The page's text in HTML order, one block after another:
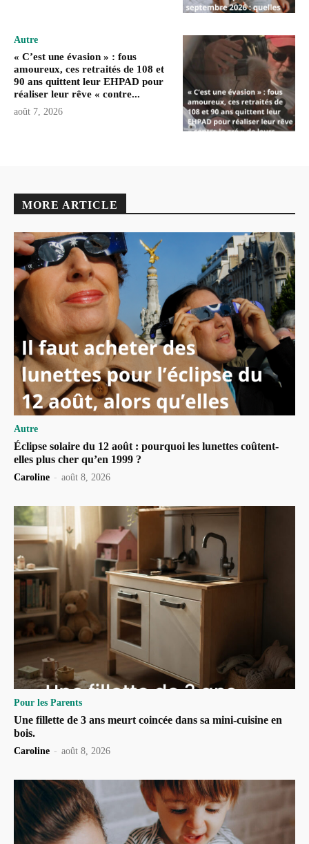
Autre
« C’est une évasion » : fous
amoureux, ces retraités de 108 et
90 ans quittent leur EHPAD pour
réaliser leur rêve « contre...
août 7, 2026
MORE ARTICLE
Autre
Éclipse solaire du 12 août : pourquoi les lunettes coûtent-
elles plus cher qu’en 1999 ?
Caroline - août 8, 2026
Pour les Parents
Une fillette de 3 ans meurt coincée dans sa mini-cuisine en
bois.
Caroline - août 8, 2026